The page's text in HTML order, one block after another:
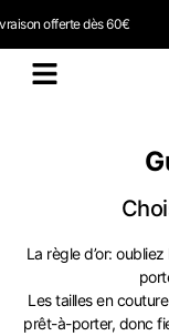
La règle d’or:
Les tailles en
prêt-à-porter, donc